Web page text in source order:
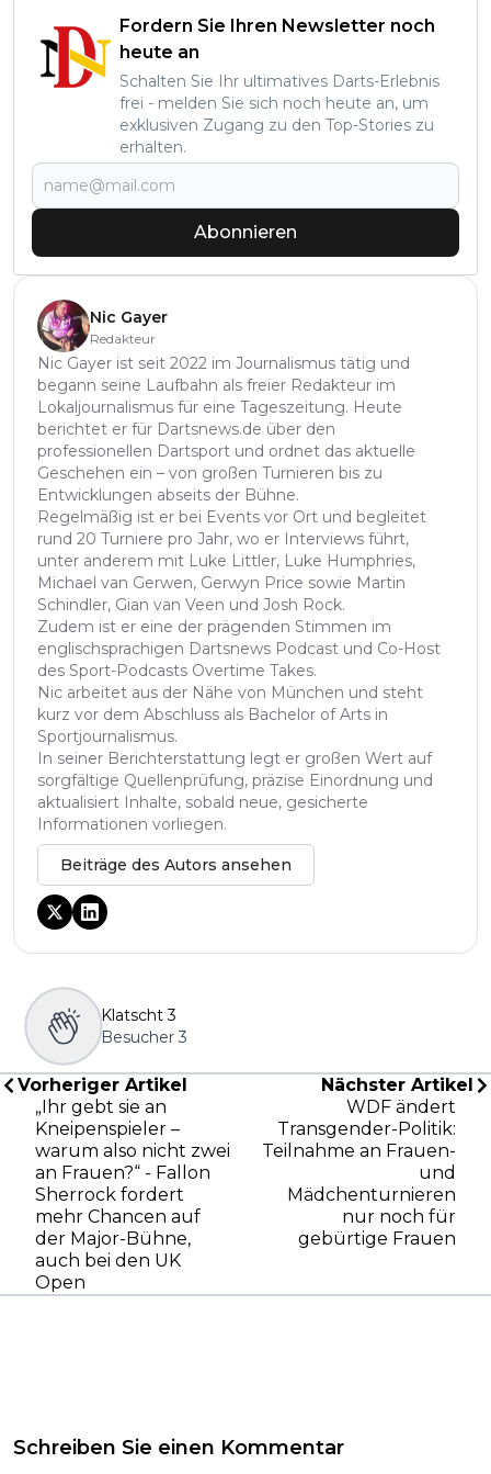
Fordern Sie Ihren Newsletter noch
heute an
Schalten Sie Ihr ultimatives Darts-Erlebnis
frei - melden Sie sich noch heute an, um
exklusiven Zugang zu den Top-Stories zu
erhalten.
Abonnieren
Nic Gayer
Redakteur
Nic Gayer ist seit 2022 im Journalismus tätig und
begann seine Laufbahn als freier Redakteur im
Lokaljournalismus für eine Tageszeitung. Heute
berichtet er für Dartsnews.de über den
professionellen Dartsport und ordnet das aktuelle
Geschehen ein – von großen Turnieren bis zu
Entwicklungen abseits der Bühne.
Regelmäßig ist er bei Events vor Ort und begleitet
rund 20 Turniere pro Jahr, wo er Interviews führt,
unter anderem mit Luke Littler, Luke Humphries,
Michael van Gerwen, Gerwyn Price sowie Martin
Schindler, Gian van Veen und Josh Rock.
Zudem ist er eine der prägenden Stimmen im
englischsprachigen Dartsnews Podcast und Co-Host
des Sport-Podcasts Overtime Takes.
Nic arbeitet aus der Nähe von München und steht
kurz vor dem Abschluss als Bachelor of Arts in
Sportjournalismus.
In seiner Berichterstattung legt er großen Wert auf
sorgfältige Quellenprüfung, präzise Einordnung und
aktualisiert Inhalte, sobald neue, gesicherte
Informationen vorliegen.
Beiträge des Autors ansehen
Klatscht 3
Besucher 3
Vorheriger Artikel
„Ihr gebt sie an
Kneipenspieler –
warum also nicht zwei
an Frauen?“ - Fallon
Sherrock fordert
mehr Chancen auf
der Major-Bühne,
auch bei den UK
Open
Nächster Artikel
WDF ändert
Transgender-Politik:
Teilnahme an Frauen-
und
Mädchenturnieren
nur noch für
gebürtige Frauen
Schreiben Sie einen Kommentar